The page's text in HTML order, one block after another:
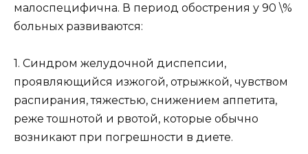
малоспецифична. В период обострения у 90 \%
больных развиваются:
1. Синдром желудочной диспепсии,
проявляющийся изжогой, отрыжкой, чувством
распирания, тяжестью, снижением аппетита,
реже тошнотой и рвотой, которые обычно
возникают при погрешности в диете.